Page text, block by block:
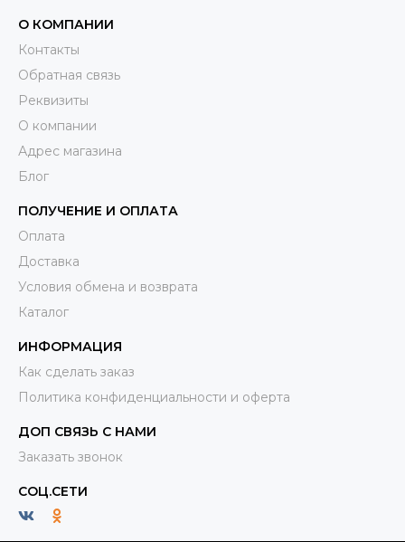
О КОМПАНИИ
Контакты
Обратная связь
Реквизиты
О компании
Адрес магазина
Блог
ПОЛУЧЕНИЕ И ОПЛАТА
Оплата
Доставка
Условия обмена и возврата
Каталог
ИНФОРМАЦИЯ
Как сделать заказ
Политика конфиденциальности и оферта
ДОП СВЯЗЬ С НАМИ
Заказать звонок
СОЦ.СЕТИ